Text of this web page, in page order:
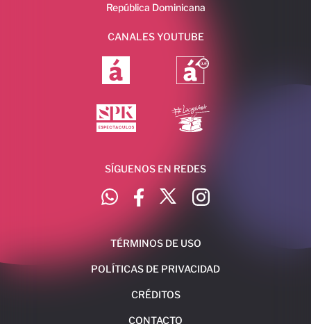
República Dominicana
CANALES YOUTUBE
SÍGUENOS EN REDES
TÉRMINOS DE USO
POLÍTICAS DE PRIVACIDAD
CRÉDITOS
CONTACTO